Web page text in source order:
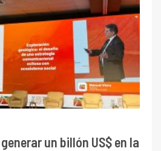
un billón US$ en la